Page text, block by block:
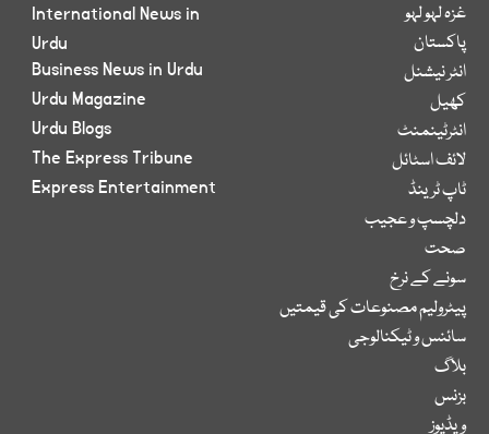
غزہ لہو لہو
پاکستان
انٹر نیشنل
کھیل
انٹرٹینمنٹ
لائف اسٹائل
ٹاپ ٹرینڈ
دلچسپ و عجیب
صحت
سونے کے نرخ
پیٹرولیم مصنوعات کی قیمتیں
سائنس و ٹیکنالوجی
بلاگ
بزنس
ویڈیوز
International News in
Urdu
Business News in Urdu
Urdu Magazine
Urdu Blogs
The Express Tribune
Express Entertainment